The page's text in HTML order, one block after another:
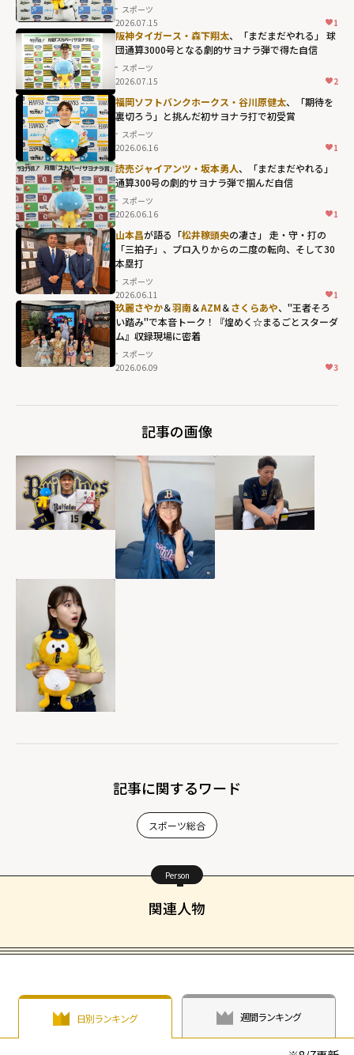
スポーツ
2026.07.15
1
阪神タイガース・森下翔太、「まだまだやれる」 球
団通算3000号となる劇的サヨナラ弾で得た自信
スポーツ
2026.07.15
2
福岡ソフトバンクホークス・谷川原健太、「期待を
裏切ろう」と挑んだ初サヨナラ打で初受賞
スポーツ
2026.06.16
1
読売ジャイアンツ・坂本勇人、「まだまだやれる」
通算300号の劇的サヨナラ弾で掴んだ自信
スポーツ
2026.06.16
1
山本昌が語る「松井稼頭央の凄さ」 走・守・打の
「三拍子」、プロ入りからの二度の転向、そして30
本塁打
スポーツ
2026.06.11
1
玖麗さやか＆羽南＆AZM＆さくらあや、"王者そろ
い踏み"で本音トーク！『煌めく☆まるごとスターダ
ム』収録現場に密着
スポーツ
2026.06.09
3
記事の画像
記事に関するワード
スポーツ総合
Person
関連人物
日別ランキング 週間ランキング